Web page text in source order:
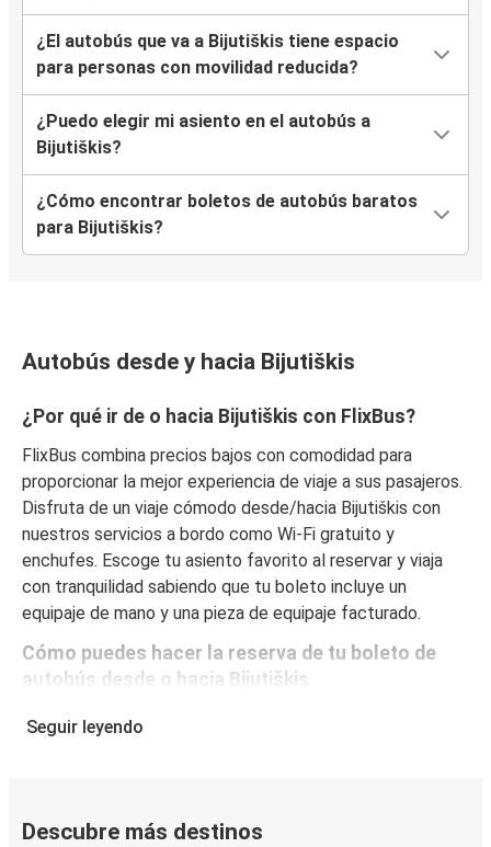
¿El autobús que va a Bijutiškis tiene espacio
para personas con movilidad reducida?
¿Puedo elegir mi asiento en el autobús a
Bijutiškis?
¿Cómo encontrar boletos de autobús baratos
para Bijutiškis?
Autobús desde y hacia Bijutiškis
¿Por qué ir de o hacia Bijutiškis con FlixBus?
FlixBus combina precios bajos con comodidad para
proporcionar la mejor experiencia de viaje a sus pasajeros.
Disfruta de un viaje cómodo desde/hacia Bijutiškis con
nuestros servicios a bordo como Wi-Fi gratuito y
enchufes. Escoge tu asiento favorito al reservar y viaja
con tranquilidad sabiendo que tu boleto incluye un
equipaje de mano y una pieza de equipaje facturado.
Cómo puedes hacer la reserva de tu boleto de
autobús desde o hacia Bijutiškis
Reservar un boleto con FlixBus es muy sencillo: en este
diferentes formas de pago seguras online, como tarjeta
Seguir leyendo
Descubre más destinos